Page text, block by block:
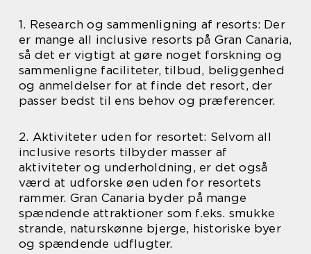
1. Research og sammenligning af resorts: Der
er mange all inclusive resorts på Gran Canaria,
så det er vigtigt at gøre noget forskning og
sammenligne faciliteter, tilbud, beliggenhed
og anmeldelser for at finde det resort, der
passer bedst til ens behov og præferencer.
2. Aktiviteter uden for resortet: Selvom all
inclusive resorts tilbyder masser af
aktiviteter og underholdning, er det også
værd at udforske øen uden for resortets
rammer. Gran Canaria byder på mange
spændende attraktioner som f.eks. smukke
strande, naturskønne bjerge, historiske byer
og spændende udflugter.